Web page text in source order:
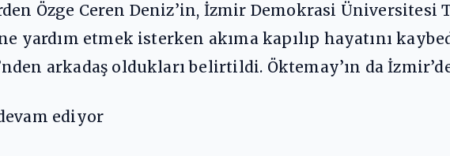
Özge Ceren Deniz’in, İzmir Demokrasi Üniversitesi
yardım etmek isterken akıma kapılıp hayatını
arkadaş oldukları belirtildi. Öktemay’ın da
ediyor